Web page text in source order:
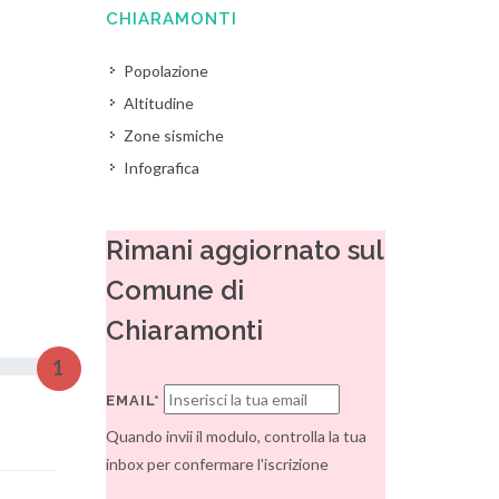
1
CHIARAMONTI
Popolazione
Altitudine
Zone sismiche
Infografica
Rimani aggiornato sul
Comune di
Chiaramonti
EMAIL*
Quando invii il modulo, controlla la tua
inbox per confermare l'iscrizione